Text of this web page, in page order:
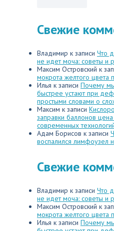
Свежие
Владимир к записи Что
не идет моча: советы и
Максим Островский к
мокрота желтого цвета
Илья к записи Почему
быстрее устают при
простыми словами о
Максим к записи
заправки баллонов цена
современных
Адам Борисов к записи
воспалился лимфоузел
Свежие
Владимир к записи Что
не идет моча: советы и
Максим Островский к
мокрота желтого цвета
Илья к записи Почему